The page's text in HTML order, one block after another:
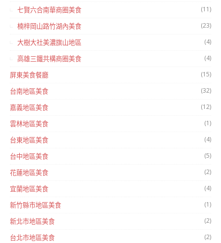
七賢六合南華商圈美食 (11)
楠梓岡山路竹湖內美食 (23)
大樹大社美濃旗山地區 (4)
高雄三鐵共構商圈美食 (4)
屏東美食餐廳 (15)
台南地區美食 (32)
嘉義地區美食 (12)
雲林地區美食 (1)
台東地區美食 (4)
台中地區美食 (5)
花蓮地區美食 (2)
宜蘭地區美食 (4)
新竹縣市地區美食 (1)
新北市地區美食 (2)
台北市地區美食 (2)